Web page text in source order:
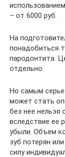
– от 6000 руб.
На
понадобиться
пародонтита.
отдельно.
Но самым
может стать
без нее нельзя
вследствие ее
убыли. Объем
зуб потерян
силу